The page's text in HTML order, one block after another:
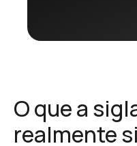
O que a
realmente